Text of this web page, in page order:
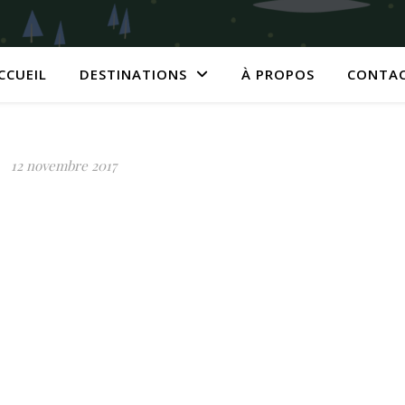
DESTINATIONS À PROPOS
12 novembre 2017